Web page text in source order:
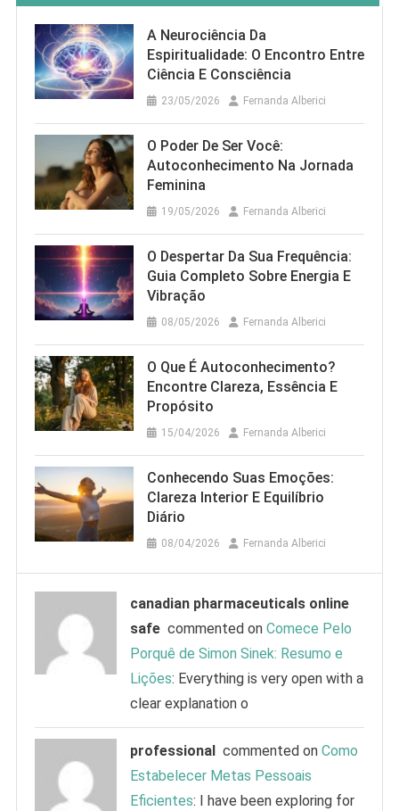
A Neurociência Da
Espiritualidade: O Encontro Entre
Ciência E Consciência
23/05/2026 Fernanda Alberici
O Poder De Ser Você:
Autoconhecimento Na Jornada
Feminina
19/05/2026 Fernanda Alberici
O Despertar Da Sua Frequência:
Guia Completo Sobre Energia E
Vibração
08/05/2026 Fernanda Alberici
O Que É Autoconhecimento?
Encontre Clareza, Essência E
Propósito
15/04/2026 Fernanda Alberici
Conhecendo Suas Emoções:
Clareza Interior E Equilíbrio
Diário
08/04/2026 Fernanda Alberici
canadian pharmaceuticals online
safe commented onComece Pelo
Porquê de Simon Sinek: Resumo e
Lições: Everything is very open with a
clear explanation o
professional commented onComo
Estabelecer Metas Pessoais
Eficientes: I have been exploring for